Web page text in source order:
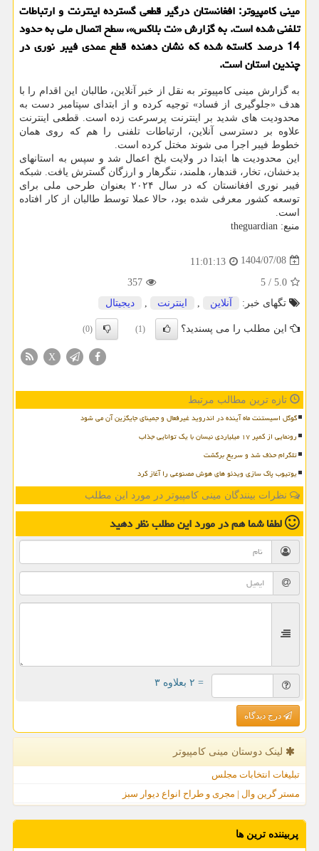
مینی کامپیوتر: افغانستان درگیر قطعی گسترده اینترنت و ارتباطات
تلفنی شده است. به گزارش «نت بلاکس»، سطح اتصال ملی به حدود
14 درصد کاسته شده که نشان دهنده قطع عمدی فیبر نوری در
چندین استان است.
به گزارش مینی کامپیوتر به نقل از خبر آنلاین، طالبان این اقدام را با
هدف «جلوگیری از فساد» توجیه کرده و از ابتدای سپتامبر دست به
محدودیت های شدید بر اینترنت پرسرعت زده است. قطعی اینترنت
علاوه بر دسترسی آنلاین، ارتباطات تلفنی را هم که روی همان
خطوط فیبر اجرا می شوند مختل کرده است.
این محدودیت ها ابتدا در ولایت بلخ اعمال شد و سپس به استانهای
بدخشان، تخار، قندهار، هلمند، ننگرهار و ارزگان گسترش یافت. شبکه
فیبر نوری افغانستان که در سال ۲۰۲۴ بعنوان طرحی ملی برای
توسعه کشور معرفی شده بود، حالا عملا توسط طالبان از کار افتاده
است.
منبع: theguardian
1404/07/08
11:01:13
5.0
/
5
357
تگهای خبر:
آنلاین اینترنت دیجیتال
این مطلب را می پسندید؟ (1)
(0)
X
تازه ترین مطالب مرتبط
گوگل اسیستنت ماه آینده در اندروید غیرفعال و جمینای جایگزین آن می شود
رونمایی از کمپر ۱۷ میلیاردی نیسان با یک توانایی جذاب
تلگرام حذف شد و سریع برگشت
یوتیوب پاک سازی ویدئو های هوش مصنوعی را آغاز کرد
نظرات بینندگان مینی کامپیوتر در مورد این مطلب
لطفا شما همدر مورد این مطلبنظر دهید
= ۲ بعلاوه ۳
درج دیدگاه
لینک دوستان مینی كامپیوتر
تبلیغات انتخابات مجلس
مستر گرین وال | مجری و طراح انواع دیوار سبز
پربیننده ترین ها